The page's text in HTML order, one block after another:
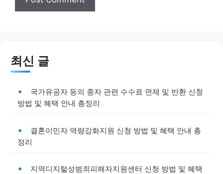
최신 글
국가유공자 등의 종자 관련 수수료 면제 및 반환 신청
방법 및 혜택 안내 총정리
결혼이민자 역량강화지원 신청 방법 및 혜택 안내 총
정리
지역디지털성범죄피해자지원센터 신청 방법 및 혜택